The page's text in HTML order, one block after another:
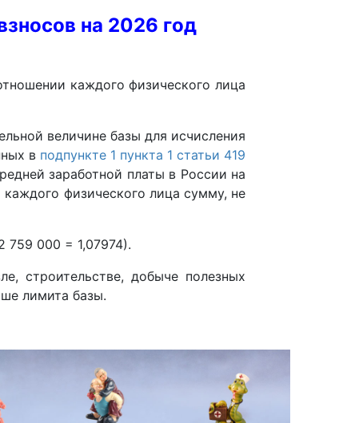
на 2026 год
каждого физического лица
величине базы для исчисления
в подпункте 1 пункта 1 статьи 419
заработной платы в России на
физического лица сумму, не
759 000 = 1,07974).
строительстве, добыче полезных
лимита базы.